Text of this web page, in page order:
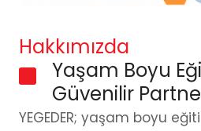
Hakkımızda
Yaşam Boyu
Güvenilir
YEGEDER; yaşam boyu